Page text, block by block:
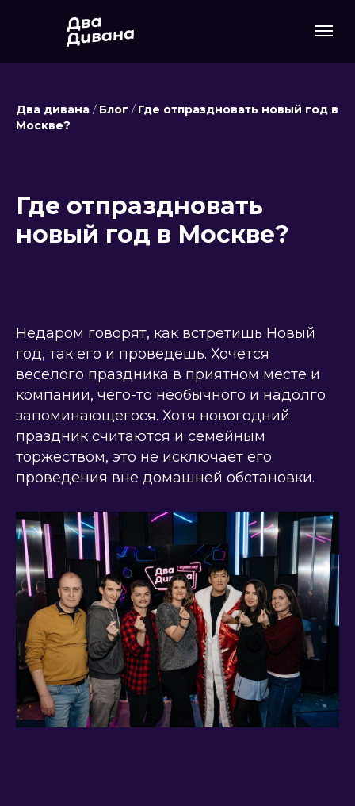
Два дивана / Блог / Где отпраздновать новый год в
Москве?
Где отпраздновать
новый год в Москве?
Недаром говорят, как встретишь Новый
год, так его и проведешь. Хочется
веселого праздника в приятном месте и
компании, чего-то необычного и надолго
запоминающегося. Хотя новогодний
праздник считаются и семейным
торжеством, это не исключает его
проведения вне домашней обстановки.